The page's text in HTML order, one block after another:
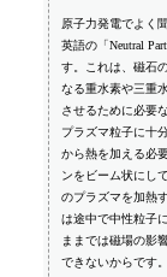
原子力発電でよく
英語の「Neutral
す。これは、磁石
なる重水素や三重
させるために必要
プラズマ粒子に十
から熱を加える必
ンをビーム状にし
のプラズマを加熱
は途中で中性粒子
ままでは磁場の影
できないからです